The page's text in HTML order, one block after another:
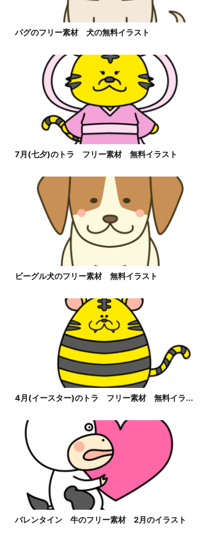
パグのフリー素材 犬の無料イラスト
7月(七夕)のトラ フリー素材 無料イラスト
ビーグル犬のフリー素材 無料イラスト
4月(イースター)のトラ フリー素材 無料イラ...
バレンタイン 牛のフリー素材 2月のイラスト